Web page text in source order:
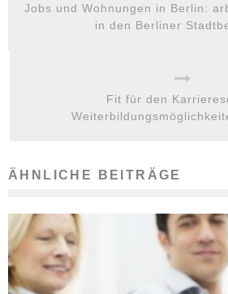
Jobs und Wohnungen in Berlin:
in den Berliner
Fit für den
ÄHNLICHE BEITRÄGE